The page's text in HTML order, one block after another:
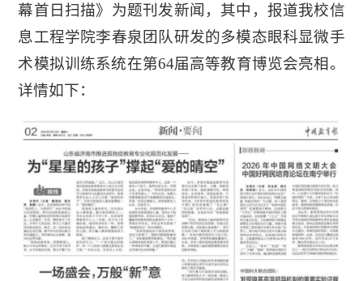
幕首日扫描》为题刊发新闻，其中，报道我校信
息工程学院李春泉团队研发的多模态眼科显微手
术模拟训练系统在第64届高等教育博览会亮相。
详情如下：